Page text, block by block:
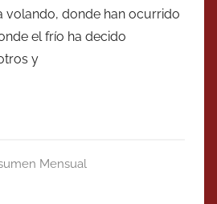
volando, donde han ocurrido
el frío ha decido
y
Mensual